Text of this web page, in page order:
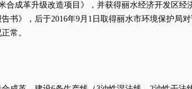
成革升级改造项目》，并获得丽水经济开发区
》，后于2016年9月1日取得丽水市环境保护局
常。